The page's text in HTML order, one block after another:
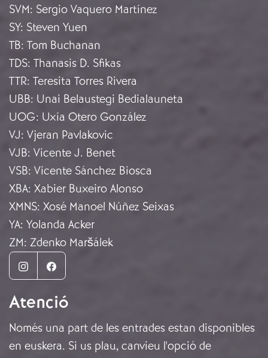
SVM: Sergio Vaquero Martínez
SY: Steven Yuen
TB: Tom Buchanan
TDS: Thanasis D. Sfikas
TTR: Teresita Torres Rivera
UBB: Unai Belaustegi Bedialauneta
UOG: Uxía Otero González
VJ: Vjeran Pavlakovic
VJB: Vicente J. Benet
VSB: Vicente Sánchez Biosca
XBA: Xabier Buxeiro Alonso
XMNS: Xosé Manoel Núñez Seixas
YA: Yolanda Acker
ZM: Zdenko Maršálek
InstagramFacebook
Atenció
Només una part de les entrades estan disponibles
en euskera. Si us plau, canvieu l'opció de